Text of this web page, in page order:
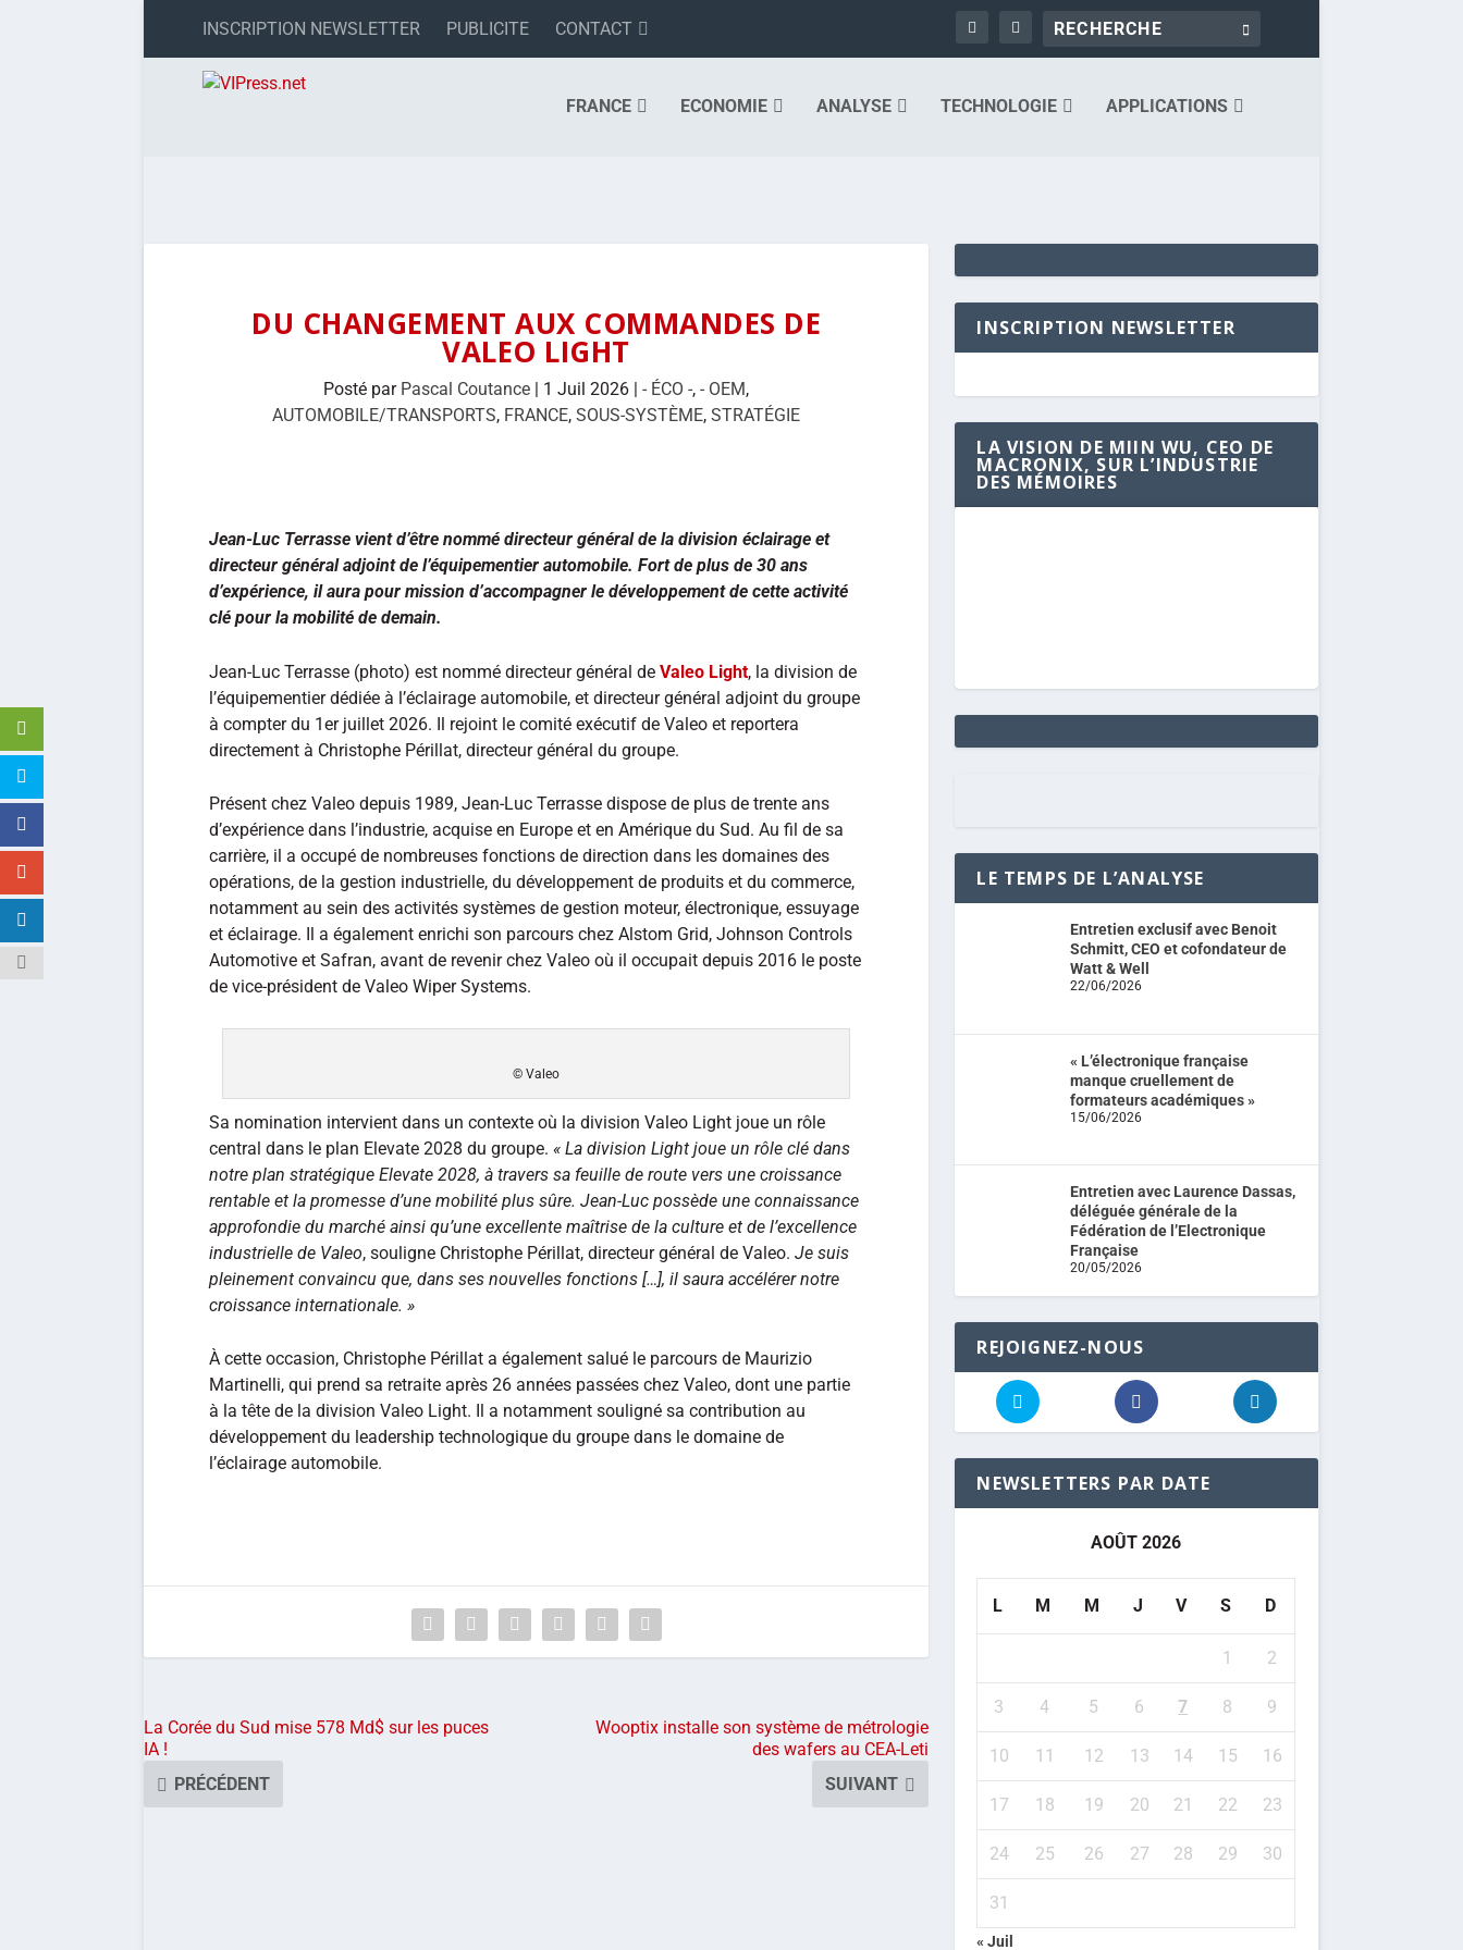
INSCRIPTION NEWSLETTER PUBLICITE CONTACT
FRANCE ECONOMIE ANALYSE TECHNOLOGIE APPLICATIONS
DU CHANGEMENT AUX COMMANDES DE
VALEO LIGHT
Posté par Pascal Coutance | 1 Juil 2026 |- ÉCO -,- OEM,
AUTOMOBILE/TRANSPORTS, FRANCE,SOUS-SYSTÈME,STRATÉGIE
Jean-Luc Terrasse vient d’être nommé directeur général de la division éclairage et
directeur général adjoint de l’équipementier automobile. Fort de plus de 30 ans
d’expérience, il aura pour mission d’accompagner le développement de cette activité
clé pour la mobilité de demain.
Jean-Luc Terrasse (photo) est nommé directeur général de Valeo Light, la division de
l’équipementier dédiée à l’éclairage automobile, et directeur général adjoint du groupe
à compter du 1er juillet 2026. Il rejoint le comité exécutif de Valeo et reportera
directement à Christophe Périllat, directeur général du groupe.
Présent chez Valeo depuis 1989, Jean-Luc Terrasse dispose de plus de trente ans
d’expérience dans l’industrie, acquise en Europe et en Amérique du Sud. Au fil de sa
carrière, il a occupé de nombreuses fonctions de direction dans les domaines des
opérations, de la gestion industrielle, du développement de produits et du commerce,
notamment au sein des activités systèmes de gestion moteur, électronique, essuyage
et éclairage. Il a également enrichi son parcours chez Alstom Grid, Johnson Controls
Automotive et Safran, avant de revenir chez Valeo où il occupait depuis 2016 le poste
de vice-président de Valeo Wiper Systems.
© Valeo
Sa nomination intervient dans un contexte où la division Valeo Light joue un rôle
central dans le plan Elevate 2028 du groupe. « La division Light joue un rôle clé dans
notre plan stratégique Elevate 2028, à travers sa feuille de route vers une croissance
rentable et la promesse d’une mobilité plus sûre. Jean-Luc possède une connaissance
approfondie du marché ainsi qu’une excellente maîtrise de la culture et de l’excellence
industrielle de Valeo, souligne Christophe Périllat, directeur général de Valeo. Je suis
pleinement convaincu que, dans ses nouvelles fonctions […], il saura accélérer notre
croissance internationale. »
À cette occasion, Christophe Périllat a également salué le parcours de Maurizio
Martinelli, qui prend sa retraite après 26 années passées chez Valeo, dont une partie
à la tête de la division Valeo Light. Il a notamment souligné sa contribution au
développement du leadership technologique du groupe dans le domaine de
l’éclairage automobile.
La Corée du Sud mise 578 Md$ sur les puces
IA !
PRÉCÉDENT
Wooptix installe son système de métrologie
des wafers au CEA-Leti
SUIVANT
INSCRIPTION NEWSLETTER
LA VISION DE MIIN WU, CEO DE
MACRONIX, SUR L’INDUSTRIE
DES MÉMOIRES
LE TEMPS DE L’ANALYSE
Entretien exclusif avec Benoit
Schmitt, CEO et cofondateur de
Watt & Well
22/06/2026
« L’électronique française
manque cruellement de
formateurs académiques »
15/06/2026
Entretien avec Laurence Dassas,
déléguée générale de la
Fédération de l’Electronique
Française
20/05/2026
REJOIGNEZ-NOUS
NEWSLETTERS PAR DATE
AOÛT 2026
L M M J V S D
1 2
3 4 5 6 7 8 9
10 11 12 13 14 15 16
17 18 19 20 21 22 23
24 25 26 27 28 29 30
31
« Juil